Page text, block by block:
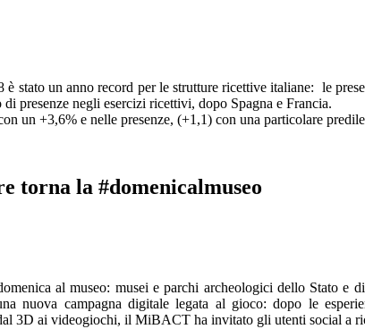
stato un anno record per le strutture ricettive italiane: le
presenze negli esercizi ricettivi, dopo Spagna e Francia.
un +3,6% e nelle presenze, (+1,1) con una particolare
torna la #domenicalmuseo
al museo: musei e parchi archeologici dello Stato
nuova campagna digitale legata al gioco: dopo le
3D ai videogiochi, il MiBACT ha invitato gli utenti social a